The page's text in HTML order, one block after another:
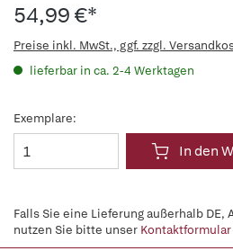
54,99 €*
Preise inkl. MwSt., ggf. zzgl.
lieferbar in ca. 2-4 Werktagen
Exemplare:
In den
Falls Sie eine Lieferung außerhalb DE,
nutzen Sie bitte unser Kontaktformular